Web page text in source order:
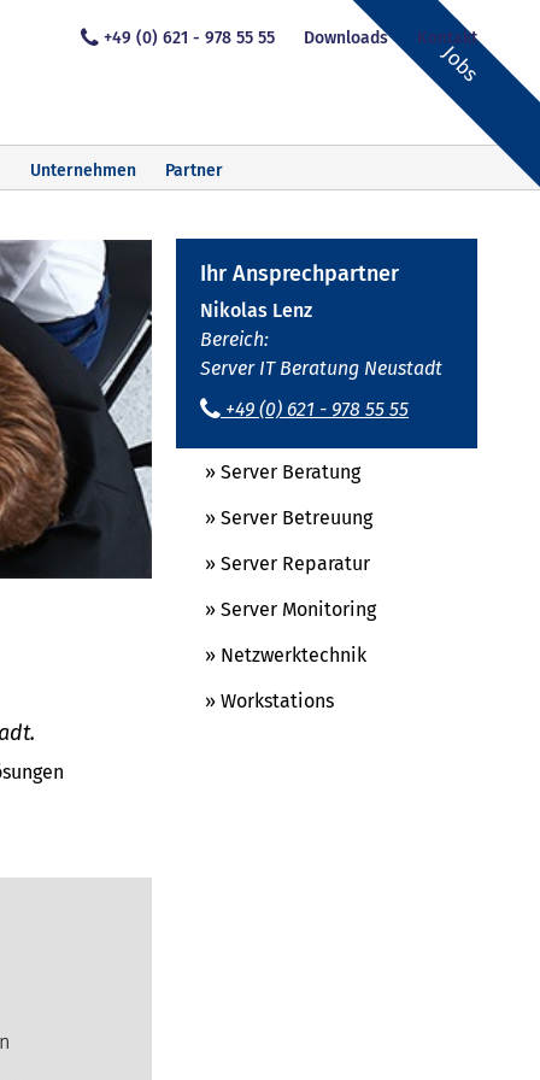
Jobs
+49 (0) 621 - 978 55 55 Downloads Kontakt
Unternehmen Partner
Ihr Ansprechpartner
Nikolas Lenz
Bereich:
Server IT Beratung Neustadt
+49 (0) 621 - 978 55 55
» Server Beratung
» Server Betreuung
» Server Reparatur
» Server Monitoring
» Netzwerktechnik
» Workstations